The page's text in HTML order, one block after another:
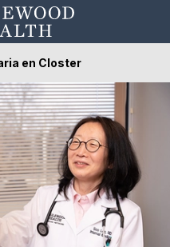
en Closter